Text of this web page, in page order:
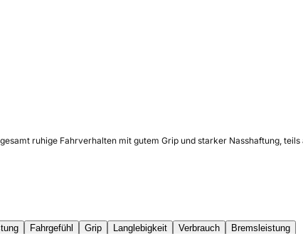
ruhige Fahrverhalten mit gutem Grip und starker Nasshaftung,
Fahrgefühl Grip Langlebigkeit Verbrauch
Bremsleistung